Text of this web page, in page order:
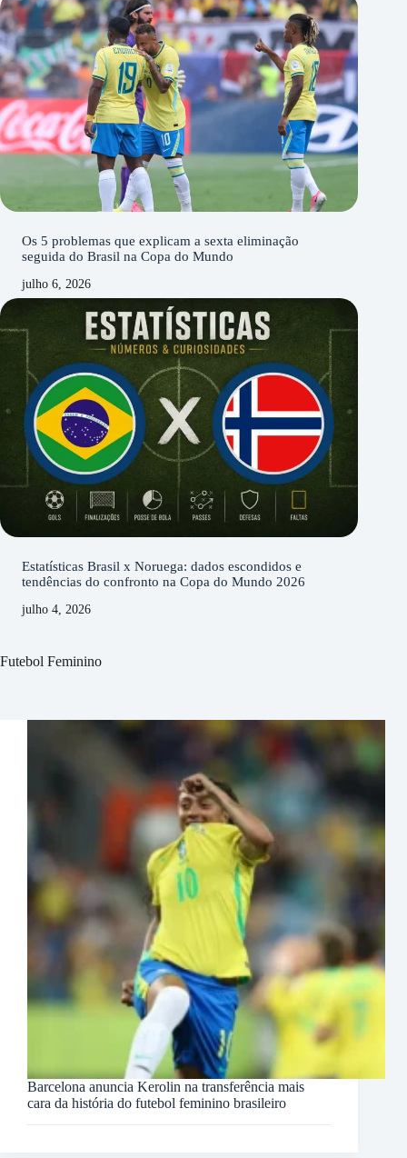
Os 5 problemas que explicam a sexta eliminação
seguida do Brasil na Copa do Mundo
julho 6, 2026
Estatísticas Brasil x Noruega: dados escondidos e
tendências do confronto na Copa do Mundo 2026
julho 4, 2026
Futebol Feminino
Barcelona anuncia Kerolin na transferência mais
cara da história do futebol feminino brasileiro